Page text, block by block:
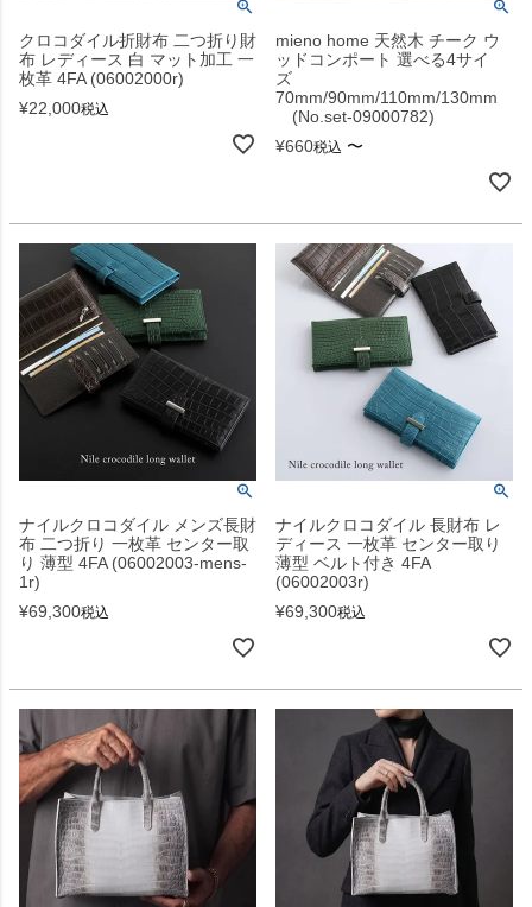
クロコダイル折財布 二つ折り財
布 レディース 白 マット加工 一
枚革 4FA (06002000r)
¥22,000税込
mieno home 天然木 チーク ウ
ッドコンポート 選べる4サイ
ズ
70mm/90mm/110mm/130mm
(No.set-09000782)
¥660税込 〜
ナイルクロコダイル メンズ長財
布 二つ折り 一枚革 センター取
り 薄型 4FA (06002003-mens-
1r)
¥69,300税込
ナイルクロコダイル 長財布 レ
ディース 一枚革 センター取り
薄型 ベルト付き 4FA
(06002003r)
¥69,300税込